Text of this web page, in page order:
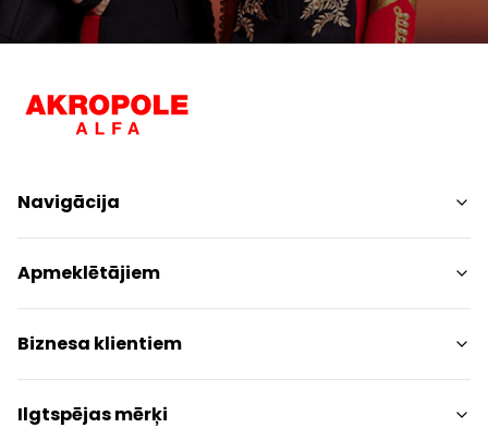
Navigācija
Iepirkšanās
Pakalpojumi
Izklaides
Restorāni
Apmeklētājiem
Centra plāns
Dzīvniekiem draudzīgs
Kontakti
Akcijas
Biznesa klientiem
Kontakti
Paziņojums presei
Ilgtspējas mērķi